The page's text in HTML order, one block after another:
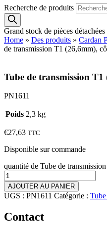
Recherche de produits
Grand stock de pièces détachées
Home » Des produits » Cardan
de transmission T1 (26,6mm),
Tube de transmission
PN1611
Poids 2,3 kg
€27,63 TTC
Disponible sur commande
quantité de Tube de
AJOUTER AU PANIER
UGS : PN1611 Catégorie :
Contact